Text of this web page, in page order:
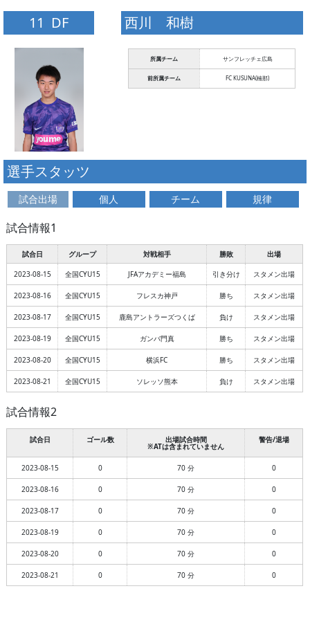
11 DF 西川 和樹
所属チーム サンフレッチェ広島
前所属チーム FC KUSUNA(楠那)
選手スタッツ
試合出場 個人 チーム 規律
試合情報1
試合日 グループ 対戦相手 勝敗 出場
2023-08-15 全国CYU15 JFAアカデミー福島 引き分け スタメン出場
2023-08-16 全国CYU15 フレスカ神戸 勝ち スタメン出場
2023-08-17 全国CYU15 鹿島アントラーズつくば 負け スタメン出場
2023-08-19 全国CYU15 ガンバ門真 勝ち スタメン出場
2023-08-20 全国CYU15 横浜FC 勝ち スタメン出場
2023-08-21 全国CYU15 ソレッソ熊本 負け スタメン出場
試合情報2
試合日 ゴール数 出場試合時間
※ATは含まれていません
警告/退場
2023-08-15 0 70 分 0
2023-08-16 0 70 分 0
2023-08-17 0 70 分 0
2023-08-19 0 70 分 0
2023-08-20 0 70 分 0
2023-08-21 0 70 分 0